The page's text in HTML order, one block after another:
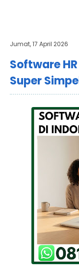
Jumat, 17 April 2026
Software
Super